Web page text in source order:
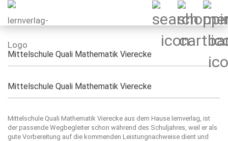
Mittelschule Quali Mathematik Vierecke
Mittelschule Quali Mathematik Vierecke
Mittelschule Quali Mathematik Vierecke aus dem Hause lernverlag, ist
der passende Wegbegleiter schon während des Schuljahres, weil er als
gute Vorbereitung auf die kommenden Leistungnachweise dient und